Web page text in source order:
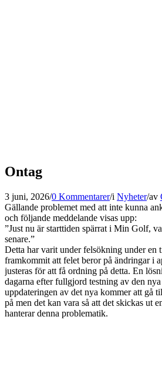
Ontag
3 juni, 2026/0 Kommentarer/i Nyheter/av
Gällande problemet med att inte kunna
och följande meddelande visas upp:
”Just nu är starttiden spärrat i Min Golf,
senare.”
Detta har varit under felsökning under en
framkommit att felet beror på ändringar i
justeras för att få ordning på detta. En
dagarna efter fullgjord testning av den
uppdateringen av det nya kommer att gå
på men det kan vara så att det skickas ut
hanterar denna problematik.